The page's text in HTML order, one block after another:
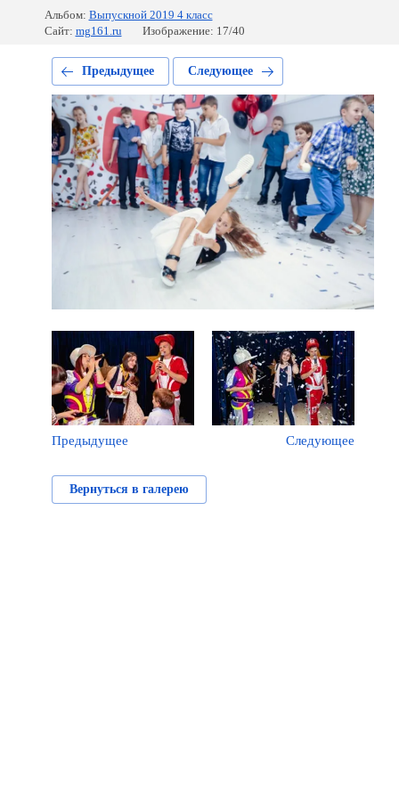
Альбом: Выпускной 2019 4 класс
Сайт: mg161.ru Изображение: 17/40
Предыдущее Следующее
Предыдущее Следующее
Вернуться в галерею